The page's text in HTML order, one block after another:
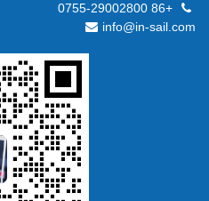
+86 0755-29002800
info@in-sail.com